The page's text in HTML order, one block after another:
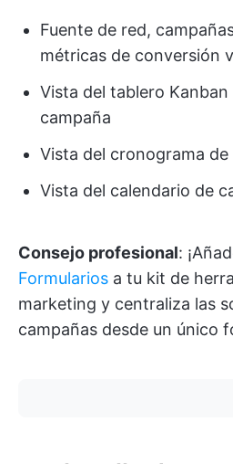
Fuente de red,
métricas de conversión
Vista del tablero
campaña
Vista del cronograma de
Vista del calendario de
Consejo profesional:
Formularios a tu kit de
marketing y centraliza las
campañas desde un único